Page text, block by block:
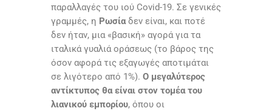
παραλλαγές του ιού Covid-19. Σε γενικές
γραμμές, η Ρωσίαδεν είναι, και ποτέ
δεν ήταν, μια «βασική» αγορά για τα
ιταλικά γυαλιά οράσεως (το βάρος της
όσον αφορά τις εξαγωγές αποτιμάται
σε λιγότερο από 1%). Ο μεγαλύτερος
αντίκτυπος θα είναι στον τομέα του
λιανικού εμπορίου, όπου οι